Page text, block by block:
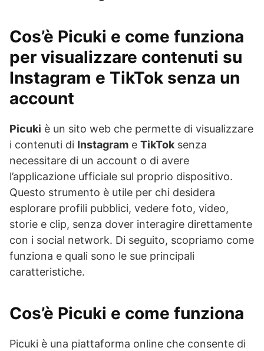
Cos’è Picuki e come funziona
per visualizzare contenuti su
Instagram e TikTok senza un
account
Picuki è un sito web che permette di visualizzare
i contenuti di Instagram e TikToksenza
necessitare di un account o di avere
l’applicazione ufficiale sul proprio dispositivo.
Questo strumento è utile per chi desidera
esplorare profili pubblici, vedere foto, video,
storie e clip, senza dover interagire direttamente
con i social network. Di seguito, scopriamo come
funziona e quali sono le sue principali
caratteristiche.
Cos’è Picuki e come funziona
Picuki è una piattaforma online che consente di